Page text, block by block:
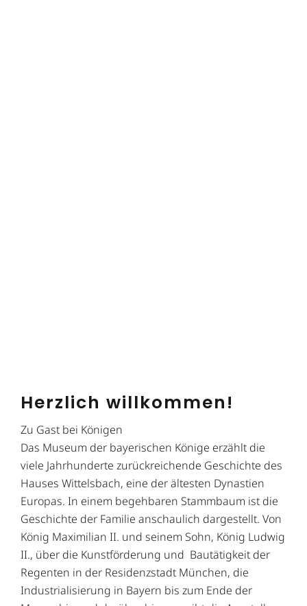
Herzlich willkommen!
Zu Gast bei Königen
Das Museum der bayerischen Könige erzählt die
viele Jahrhunderte zurückreichende Geschichte des
Hauses Wittelsbach, eine der ältesten Dynastien
Europas. In einem begehbaren Stammbaum ist die
Geschichte der Familie anschaulich dargestellt. Von
König Maximilian II. und seinem Sohn, König Ludwig
II., über die Kunstförderung und Bautätigkeit der
Regenten in der Residenzstadt München, die
Industrialisierung in Bayern bis zum Ende der